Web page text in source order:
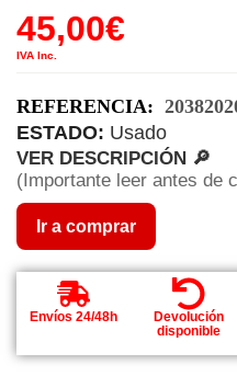
45,00€
IVA Inc.
REFERENCIA:
ESTADO: Usado
VER DESCRIPCIÓN 🔎
(Importante leer antes de
Ir a comprar
Envíos 24/48h
Devolución
disponible